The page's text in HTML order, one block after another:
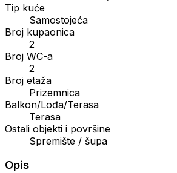
Tip kuće
Samostojeća
Broj kupaonica
2
Broj WC-a
2
Broj etaža
Prizemnica
Balkon/Lođa/Terasa
Terasa
Ostali objekti i površine
Spremište / šupa
Opis